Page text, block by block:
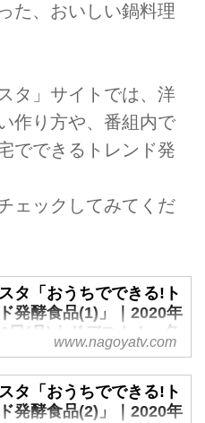
た、おいしい鍋料理
タ」サイトでは、洋
作り方や、番組内で
でできるトレンド発
ェックしてみてくだ
タ「おうちでできる!ト
発酵食品(1)」｜2020年
日(月)｜ドデスカ！ - 名
テレビ【メ～テレ】
www.nagoyatv.com
タ「おうちでできる!ト
発酵食品(2)」｜2020年